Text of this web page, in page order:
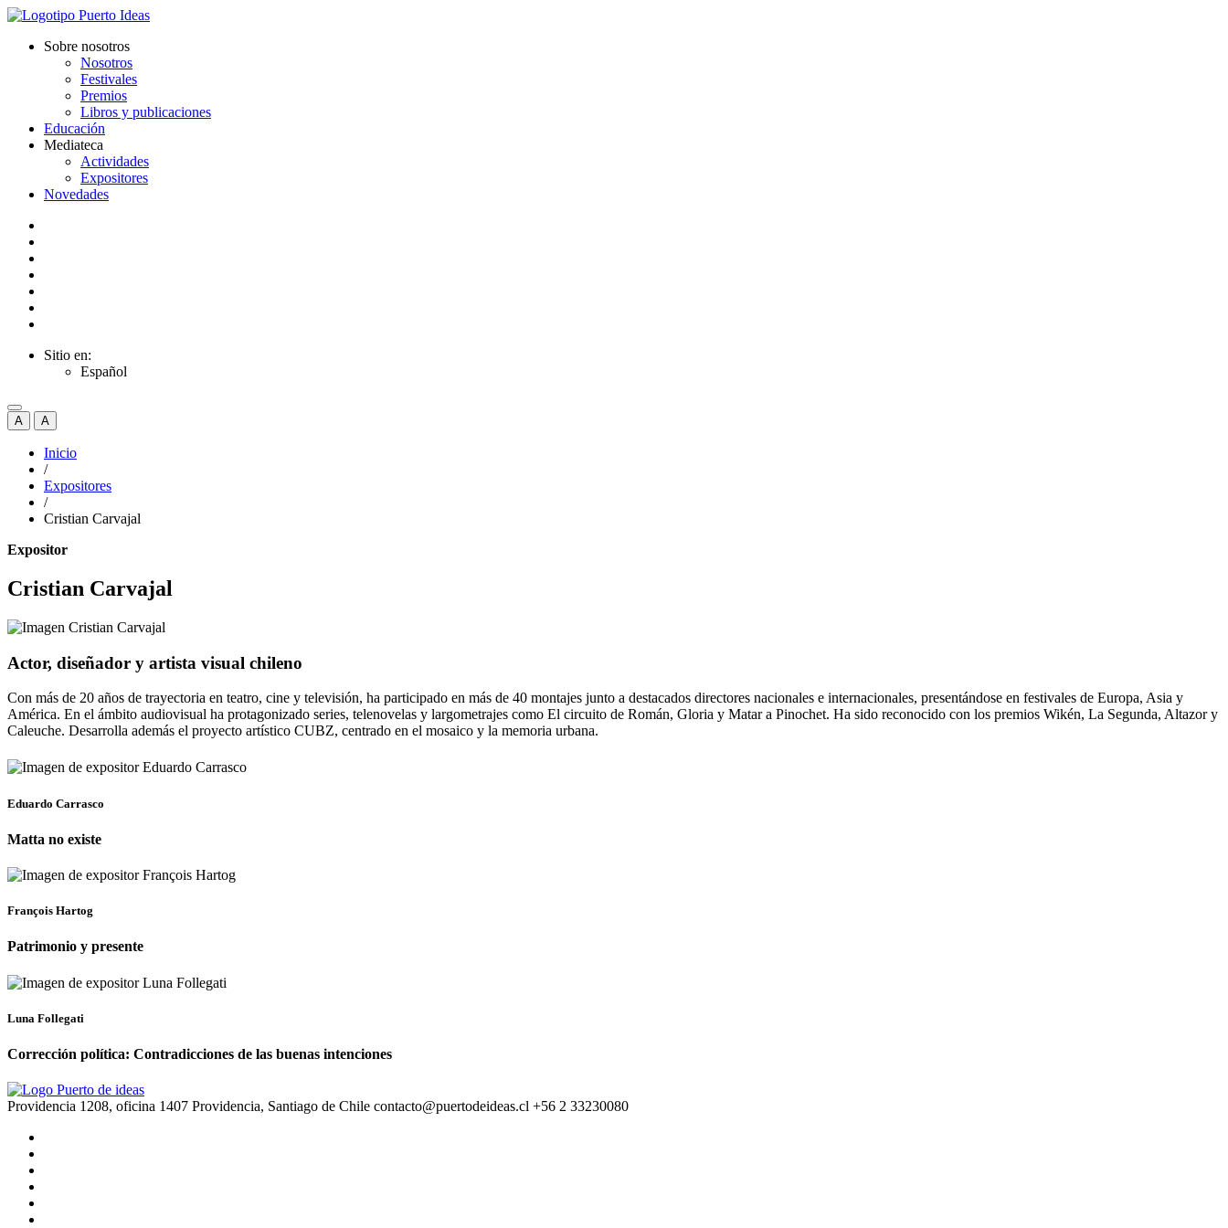
Sobre nosotros
Nosotros
Festivales
Premios
Libros y publicaciones
Educación
Mediateca
Actividades
Expositores
Novedades
Sitio en:
Español
A A
Inicio
/
Expositores
/
Cristian Carvajal
Expositor
Cristian Carvajal
Actor, diseñador y artista visual chileno
Con más de 20 años de trayectoria en teatro, cine y televisión, ha participado en más de 40 montajes junto a destacados directores nacionales e internacionales, presentándose en festivales de Europa, Asia y
América. En el ámbito audiovisual ha protagonizado series, telenovelas y largometrajes como El circuito de Román, Gloria y Matar a Pinochet. Ha sido reconocido con los premios Wikén, La Segunda, Altazor y
Caleuche. Desarrolla además el proyecto artístico CUBZ, centrado en el mosaico y la memoria urbana.
Eduardo Carrasco
Matta no existe
François Hartog
Patrimonio y presente
Luna Follegati
Corrección política: Contradicciones de las buenas intenciones
Providencia 1208, oficina 1407 Providencia, Santiago de Chile contacto@puertodeideas.cl +56 2 33230080